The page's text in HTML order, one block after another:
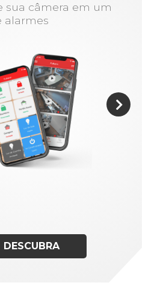
sua câmera em um
alarmes
DESCUBRA